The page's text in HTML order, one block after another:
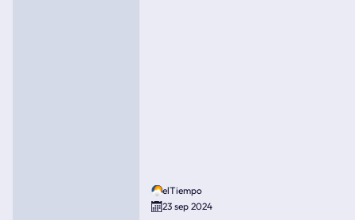
elTiempo
23 sep 2024